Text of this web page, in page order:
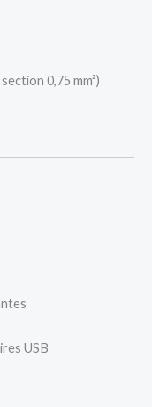
0,75 mm²)
USB